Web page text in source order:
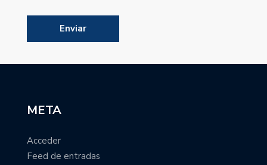
META
Acceder
Feed de entradas